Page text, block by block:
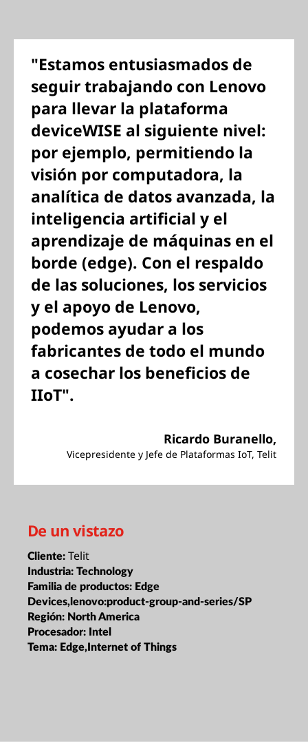
"Estamos entusiasmados de
seguir trabajando con Lenovo
para llevar la plataforma
deviceWISE al siguiente nivel:
por ejemplo, permitiendo la
visión por computadora, la
analítica de datos avanzada, la
inteligencia artificial y el
aprendizaje de máquinas en el
borde (edge). Con el respaldo
de las soluciones, los servicios
y el apoyo de Lenovo,
podemos ayudar a los
fabricantes de todo el mundo
a cosechar los beneficios de
IIoT".
Ricardo Buranello,
Vicepresidente y Jefe de Plataformas IoT, Telit
De un vistazo
Cliente: Telit
Industria: Technology
Familia de productos: Edge
Devices,lenovo:product-group-and-series/SP
Región: North America
Procesador: Intel
Tema: Edge,Internet of Things